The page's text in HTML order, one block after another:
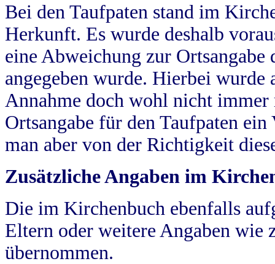
Bei den Taufpaten stand im
Herkunft. Es wurde deshalb
eine Abweichung zur
angegeben wurde. Hierbei wurde
Annahme doch wohl nicht
Ortsangabe für den Taufpaten
man aber von der Richtigkeit
Zusätzliche Angaben im
Die im Kirchenbuch ebenfalls
Eltern oder weitere Angaben wie
übernommen.